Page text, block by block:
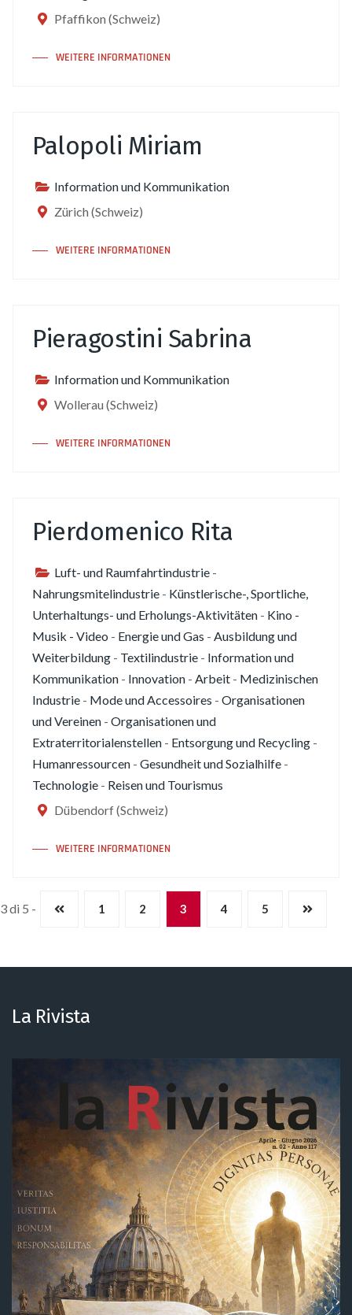
Pfaffikon (Schweiz)
WEITERE INFORMATIONEN
Palopoli Miriam
Information und Kommunikation
Zürich (Schweiz)
WEITERE INFORMATIONEN
Pieragostini Sabrina
Information und Kommunikation
Wollerau (Schweiz)
WEITERE INFORMATIONEN
Pierdomenico Rita
Luft- und Raumfahrtindustrie -
Nahrungsmitelindustrie - Künstlerische-, Sportliche,
Unterhaltungs- und Erholungs-Aktivitäten - Kino -
Musik - Video - Energie und Gas - Ausbildung und
Weiterbildung - Textilindustrie - Information und
Kommunikation - Innovation - Arbeit - Medizinischen
Industrie - Mode und Accessoires - Organisationen
und Vereinen - Organisationen und
Extraterritorialenstellen - Entsorgung und Recycling -
Humanressourcen - Gesundheit und Sozialhilfe -
Technologie - Reisen und Tourismus
Dübendorf (Schweiz)
WEITERE INFORMATIONEN
3 di 5 - 1 2 3 4 5
La Rivista